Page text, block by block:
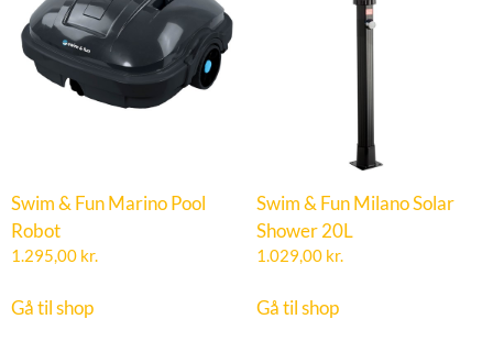
Swim & Fun Marino Pool
Robot
1.295,00 kr.
Gå til shop
Swim & Fun Milano Solar
Shower 20L
1.029,00 kr.
Gå til shop